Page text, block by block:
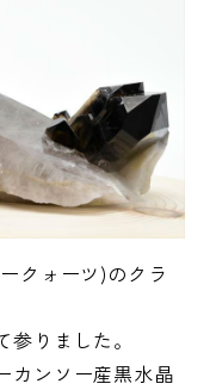
クォーツ)のクラ
りました。
カンソー産黒水晶